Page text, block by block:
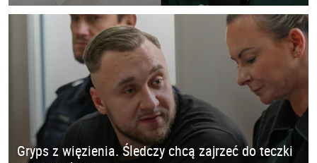
Gryps z więzienia. Śledczy chcą zajrzeć do teczki